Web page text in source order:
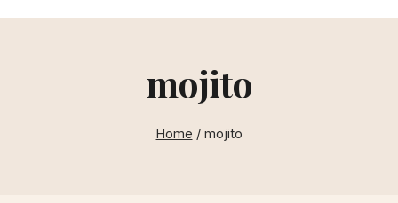
mojito
Home / mojito